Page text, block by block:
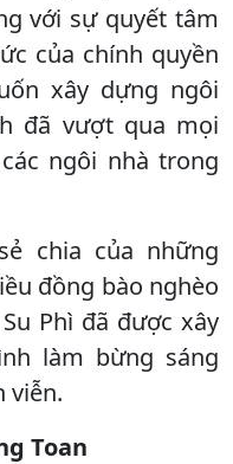
với sự quyết tâm
của chính quyền
xây dựng ngôi
đã vượt qua mọi
ngôi nhà trong
chia của những
đồng bào nghèo
Phì đã được xây
làm bừng sáng
viễn.
Toan